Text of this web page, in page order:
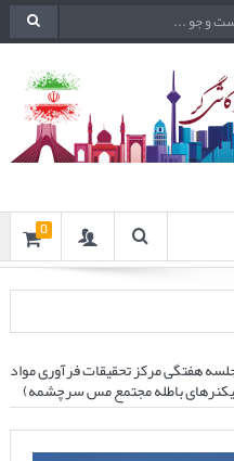
0
هفتگی مرکز تحقیقات فرآوری مواد
باطله مجتمع مس سرچشمه)